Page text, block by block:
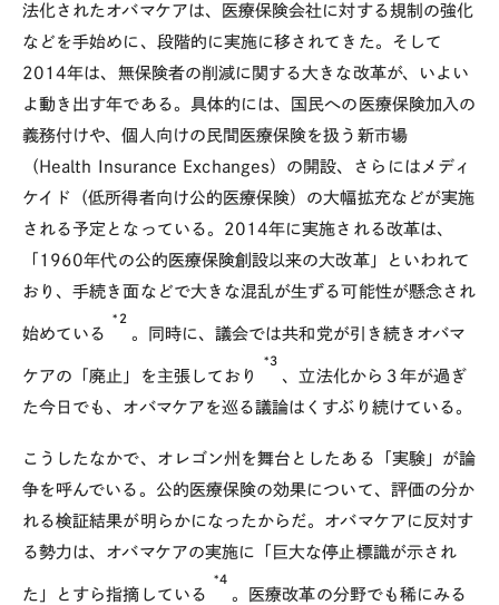
法化されたオバマケアは、医療保険会社に対する規制の強化
などを手始めに、段階的に実施に移されてきた。そして
2014年は、無保険者の削減に関する大きな改革が、いよい
よ動き出す年である。具体的には、国民への医療保険加入の
義務付けや、個人向けの民間医療保険を扱う新市場
（Health Insurance Exchanges）の開設、さらにはメディ
ケイド（低所得者向け公的医療保険）の大幅拡充などが実施
される予定となっている。2014年に実施される改革は、
「1960年代の公的医療保険創設以来の大改革」といわれて
おり、手続き面などで大きな混乱が生ずる可能性が懸念され
始めている
*2
。同時に、議会では共和党が引き続きオバマ
ケアの「廃止」を主張しており
*3
、立法化から３年が過ぎ
た今日でも、オバマケアを巡る議論はくすぶり続けている。
こうしたなかで、オレゴン州を舞台としたある「実験」が論
争を呼んでいる。公的医療保険の効果について、評価の分か
れる検証結果が明らかになったからだ。オバマケアに反対す
る勢力は、オバマケアの実施に「巨大な停止標識が示され
た」とすら指摘している
*4
。医療改革の分野でも稀にみる